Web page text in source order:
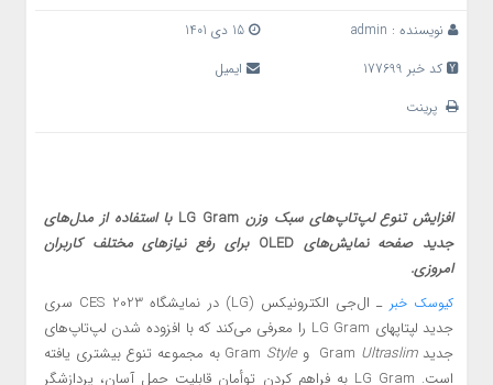
نویسنده : admin
15 دی 1401
کد خبر 177699
ایمیل
پرینت
افزایش تنوع لپ‌تاپ‌های سبک وزن LG Gram با استفاده از مدل‌های
جدید صفحه نمایش‌هایOLED برای رفع نیازهای مختلف کاربران
امروزی.
کیوسک خبر
ـ ال‌جی الکترونیکس (LG) در نمایشگاه CES 2023 سری
جدید لپ­تاپ­های LG Gram را معرفی می‌کند که با افزوده شدن لپ‌تاپ‌های
جدید GramUltraslim و GramStyle
به مجموعه تنوع بیشتری یافته
است. LG Gram به فراهم کردن توأمان قابلیت حمل آسان، پردازشگر